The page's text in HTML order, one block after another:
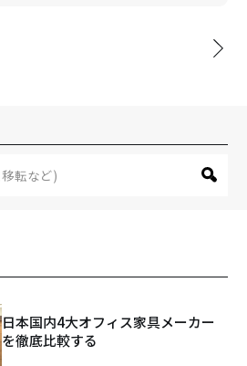
日本国内4大オフィス家具メーカー
を徹底比較する